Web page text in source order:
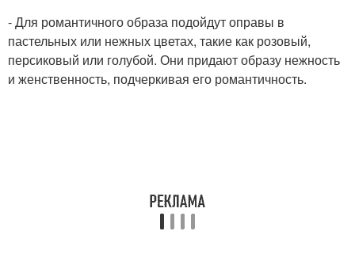
- Для романтичного образа подойдут оправы в
пастельных или нежных цветах, такие как розовый,
персиковый или голубой. Они придают образу нежность
и женственность, подчеркивая его романтичность.